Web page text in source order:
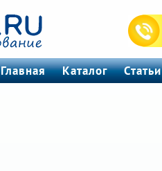
Главная Каталог Статьи